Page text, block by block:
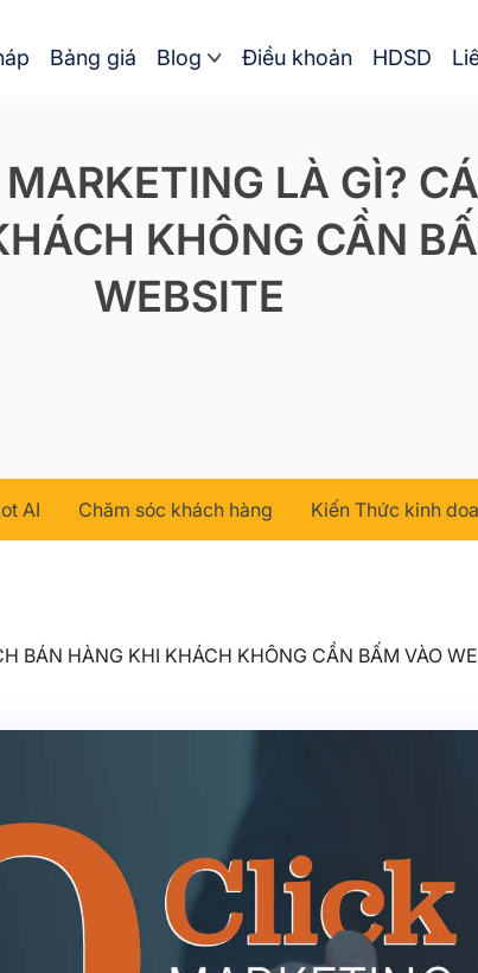
Bảng giá Blog Điều khoản HDSD
LÀ GÌ?
KHÔNG CẦN
WEBSITE
AI Chăm sóc khách hàng Kiến Thức kinh
BÁN HÀNG KHI KHÁCH KHÔNG CẦN BẤM VÀO